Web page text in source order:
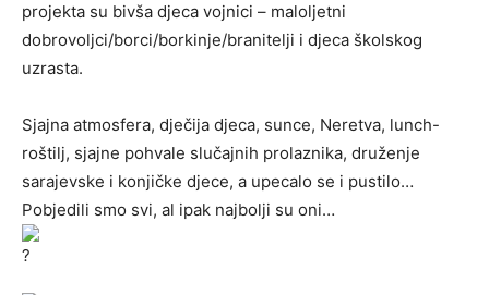
projekta su bivša djeca vojnici – maloljetni
dobrovoljci/borci/borkinje/branitelji i djeca školskog
uzrasta.
Sjajna atmosfera, dječija djeca, sunce, Neretva, lunch-
roštilj, sjajne pohvale slučajnih prolaznika, druženje
sarajevske i konjičke djece, a upecalo se i pustilo…
Pobjedili smo svi, al ipak najbolji su oni…